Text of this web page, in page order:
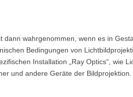
dann wahrgenommen, wenn es in
Bedingungen von
Installation „Ray Optics“, wie
und andere Geräte der